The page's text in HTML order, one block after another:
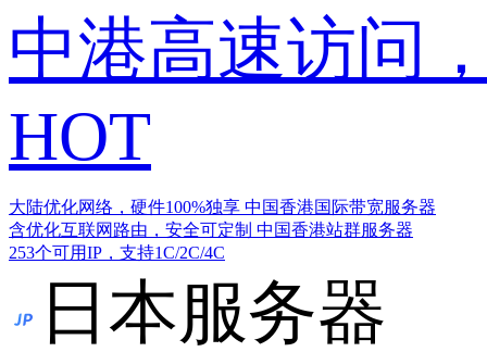
中港高速访问
HOT
大陆优化网络，硬件100%独享 中国香港国际带宽服务器
含优化互联网路由，安全可定制 中国香港站群服务器
253个可用IP，支持1C/2C/4C
日本服务器